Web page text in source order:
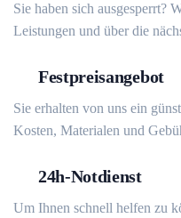
Sie haben sich ausgesperrt?
Leistungen und über die
Festpreisangebot
Sie erhalten von uns ein
Kosten, Materialen und
24h-Notdienst
Um Ihnen schnell helfen zu